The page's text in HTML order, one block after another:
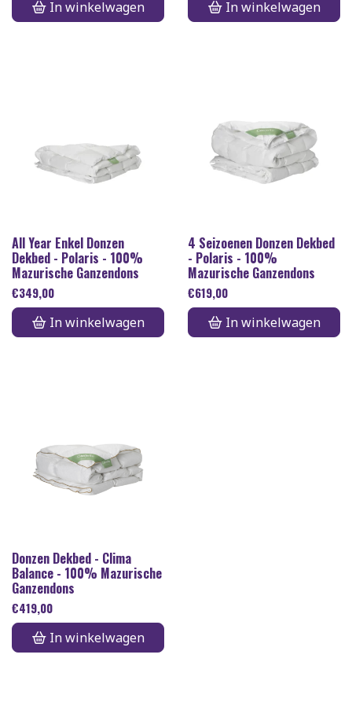
In winkelwagen In winkelwagen
All Year Enkel Donzen
Dekbed - Polaris - 100%
Mazurische Ganzendons
€349,00
In winkelwagen
4 Seizoenen Donzen Dekbed
- Polaris - 100%
Mazurische Ganzendons
€619,00
In winkelwagen
Donzen Dekbed - Clima
Balance - 100% Mazurische
Ganzendons
€419,00
In winkelwagen